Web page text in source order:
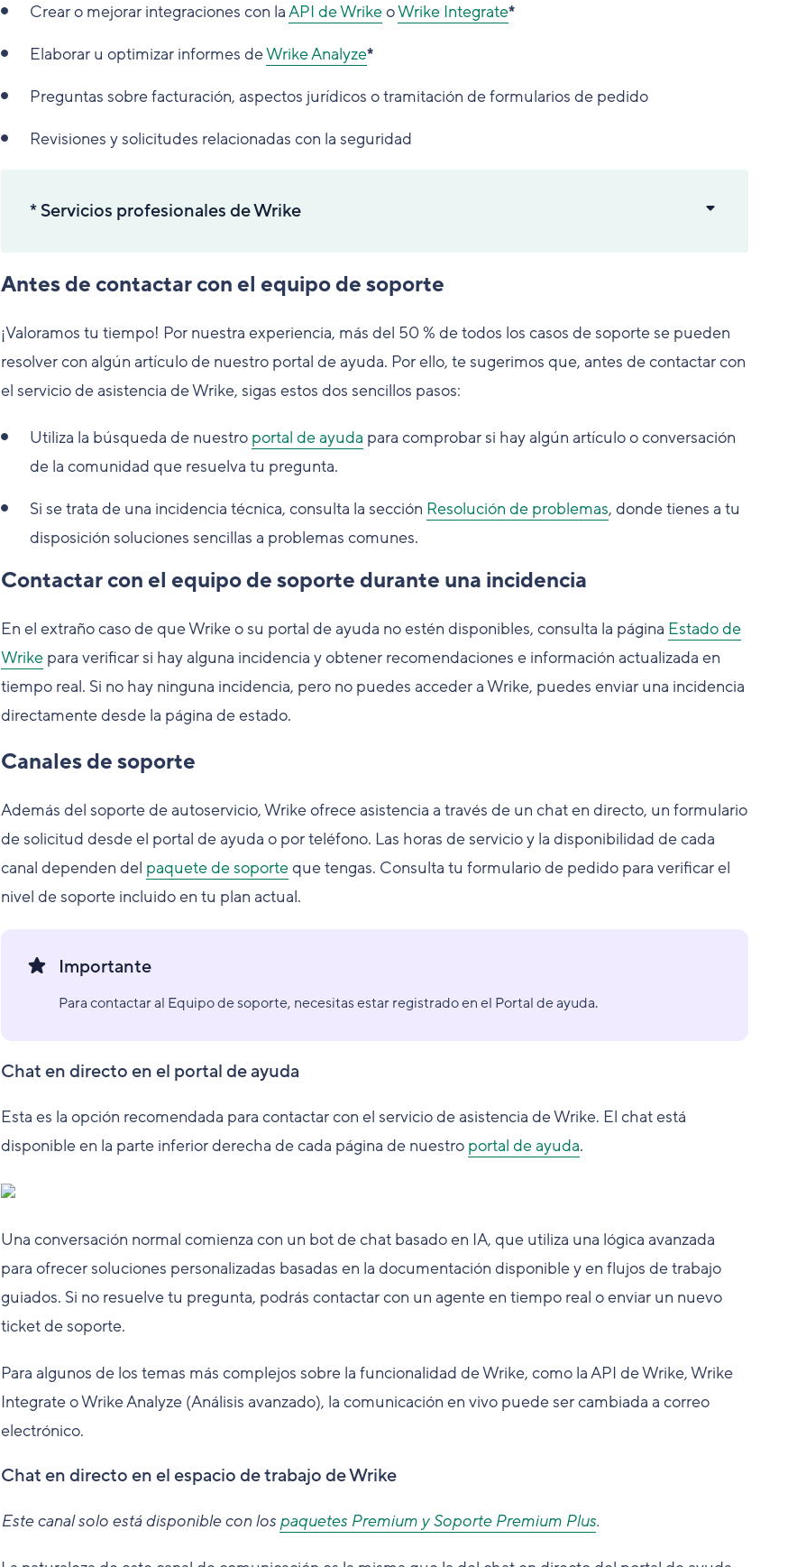
Crear o mejorar integraciones con laAPI de WrikeoWrike Integrate*
Elaborar u optimizar informes deWrike Analyze*
Preguntas sobre facturación, aspectos jurídicos o tramitación de formularios de pedido
Revisiones y solicitudes relacionadas con la seguridad
* Servicios profesionales de Wrike
Antes de contactar con el equipo de soporte
¡Valoramos tu tiempo! Por nuestra experiencia, más del 50 % de todos los casos de soporte se pueden
resolver con algún artículo de nuestro portal de ayuda. Por ello, te sugerimos que, antes de contactar con
el servicio de asistencia de Wrike, sigas estos dos sencillos pasos:
Utiliza la búsqueda de nuestro portal de ayuda para comprobar si hay algún artículo o conversación
de la comunidad que resuelva tu pregunta.
Si se trata de una incidencia técnica, consulta la sección Resolución de problemas, donde tienes a tu
disposición soluciones sencillas a problemas comunes.
Contactar con el equipo de soporte durante una incidencia
En el extraño caso de que Wrike o su portal de ayuda no estén disponibles, consulta la página Estado de
Wrikepara verificar si hay alguna incidencia y obtener recomendaciones e información actualizada en
tiempo real. Si no hay ninguna incidencia, pero no puedes acceder a Wrike, puedes enviar una incidencia
directamente desde la página de estado.
Canales de soporte
Además del soporte de autoservicio, Wrike ofrece asistencia a través de un chat en directo, un formulario
de solicitud desde el portal de ayuda o por teléfono. Las horas de servicio y la disponibilidad de cada
canal dependen del paquete de soporteque tengas. Consulta tu formulario de pedido para verificar el
nivel de soporte incluido en tu plan actual.
Importante
Para contactar al Equipo de soporte, necesitas estar registrado en el Portal de ayuda.
Chat en directo en el portal de ayuda
Esta es la opción recomendada para contactar con el servicio de asistencia de Wrike. El chat está
disponible en la parte inferior derecha de cada página de nuestro portal de ayuda.
Una conversación normal comienza con un bot de chat basado en IA, que utiliza una lógica avanzada
para ofrecer soluciones personalizadas basadas en la documentación disponible y en flujos de trabajo
guiados. Si no resuelve tu pregunta, podrás contactar con un agente en tiempo real o enviar un nuevo
ticket de soporte.
Para algunos de los temas más complejos sobre la funcionalidad de Wrike, como la API de Wrike, Wrike
Integrate o Wrike Analyze (Análisis avanzado), la comunicación en vivo puede ser cambiada a correo
electrónico.
Chat en directo en el espacio de trabajo de Wrike
Este canal solo está disponible con los paquetes Premium y Soporte Premium Plus.